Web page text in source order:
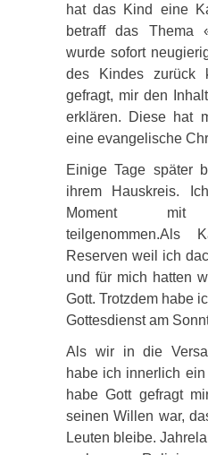
hat das Kind eine
betraff das Thema
wurde sofort
des Kindes zurück
gefragt, mir den
erklären. Diese hat
eine evangelische
Einige Tage später
ihrem Hauskreis.
Moment mit
teilgenommen.Als
Reserven weil ich
und für mich hatten
Gott. Trotzdem habe
Gottesdienst am
Als wir in die
habe ich innerlich
habe Gott gefragt
seinen Willen war,
Leuten bleibe.